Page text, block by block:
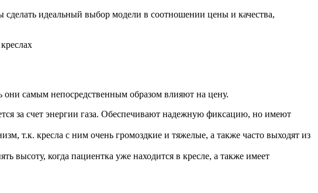
идеальный выбор модели в соотношении цены и качества,
они самым непосредственным образом влияют на цену.
за счет энергии газа. Обеспечивают надежную фиксацию, но имеют
т.к. кресла с ним очень громоздкие и тяжелые, а также часто выходят из
высоту, когда пациентка уже находится в кресле, а также имеет